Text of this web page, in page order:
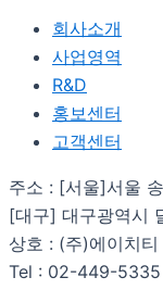
회사소개
사업영역
R&D
홍보센터
고객센터
주소 : [서울]서울
[대구] 대구광역시
상호 : (주)에이치
Tel : 02-449-